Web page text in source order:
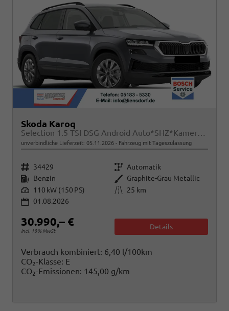
Skoda Karoq
Selection 1.5 TSI DSG Android Auto*SHZ*Kamera*PDC v/h*Klimaauto*SUNSET*LED
unverbindliche Lieferzeit: 05.11.2026 Fahrzeug mit Tageszulassung
Fahrzeugnr. 34429 Getriebe Automatik
Kraftstoff Benzin Außenfarbe Graphite-Grau Metallic
Leistung 110 kW (150 PS) Kilometerstand
25 km
01.08.2026
30.990,– €
incl. 19% MwSt.
Details
Verbrauch kombiniert: 6,40 l/100km
CO2-Klasse: E
CO2-Emissionen: 145,00 g/km